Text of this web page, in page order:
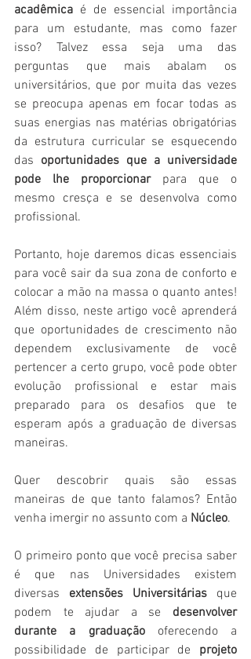
acadêmica é de essencial importância
para um estudante, mas como fazer
isso? Talvez essa seja uma das
perguntas que mais abalam os
universitários, que por muita das vezes
se preocupa apenas em focar todas as
suas energias nas matérias obrigatórias
da estrutura curricular se esquecendo
das oportunidades que a universidade
pode lhe proporcionar para que o
mesmo cresça e se desenvolva como
profissional.
Portanto, hoje daremos dicas essenciais
para você sair da sua zona de conforto e
colocar a mão na massa o quanto antes!
Além disso, neste artigo você aprenderá
que oportunidades de crescimento não
dependem exclusivamente de você
pertencer a certo grupo, você pode obter
evolução profissional e estar mais
preparado para os desafios que te
esperam após a graduação de diversas
maneiras.
Quer descobrir quais são essas
maneiras de que tanto falamos? Então
venha imergir no assunto com a Núcleo.
O primeiro ponto que você precisa saber
é que nas Universidades existem
diversas extensões Universitárias que
podem te ajudar a se desenvolver
durante a graduação oferecendo a
possibilidade de participar de projeto